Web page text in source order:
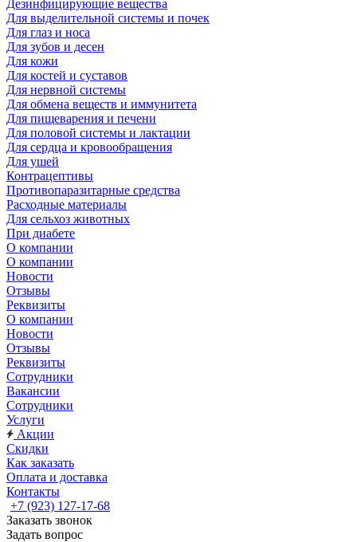
Дезинфицирующие вещества
Для выделительной системы и почек
Для глаз и носа
Для зубов и десен
Для кожи
Для костей и суставов
Для нервной системы
Для обмена веществ и иммунитета
Для пищеварения и печени
Для половой системы и лактации
Для сердца и кровообращения
Для ушей
Контрацептивы
Противопаразитарные средства
Расходные материалы
Для сельхоз животных
При диабете
О компании
О компании
Новости
Отзывы
Реквизиты
О компании
Новости
Отзывы
Реквизиты
Сотрудники
Вакансии
Сотрудники
Услуги
Акции
Скидки
Как заказать
Оплата и доставка
Контакты
+7 (923) 127-17-68
Заказать звонок
Задать вопрос